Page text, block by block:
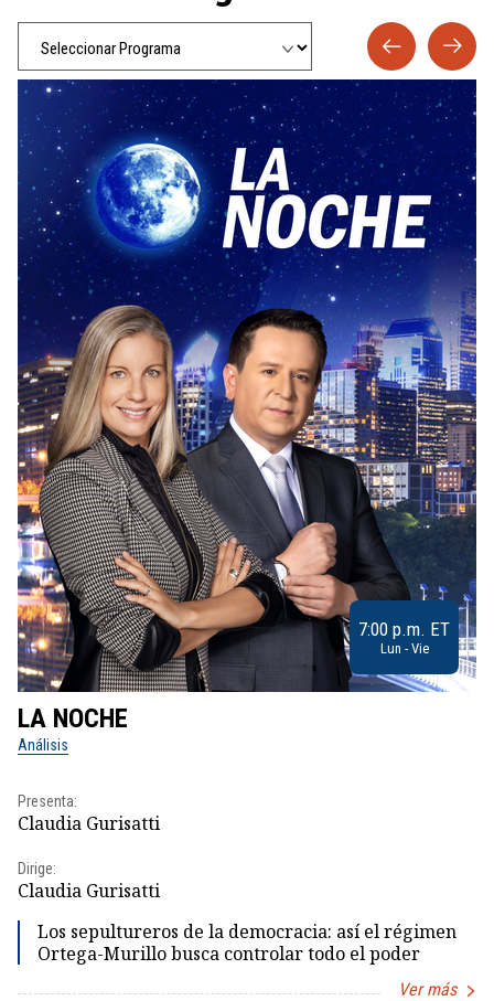
7:00 p.m. ET
Lun - Vie
LA NOCHE
Análisis
Presenta:
Claudia Gurisatti
Dirige:
Claudia Gurisatti
Los sepultureros de la democracia: así el régimen
Ortega-Murillo busca controlar todo el poder
Ver más